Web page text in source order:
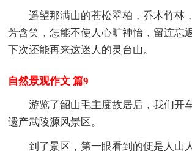
遥望那满山的苍松翠柏，乔木竹林
芳含笑，怎能不使人心旷神怡，留连忘
下次还能再来这迷人的灵台山。
自然景观作文 篇9
游览了韶山毛主度故居后，我们开
遗产武陵源风景区。
到了景区，第一眼看到的便是人山